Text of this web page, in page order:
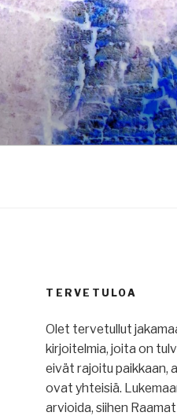
TERVETULOA
Olet tervetullut
kirjoitelmia, joita on
eivät rajoitu paikkaan,
ovat yhteisiä.
arvioida, siihen